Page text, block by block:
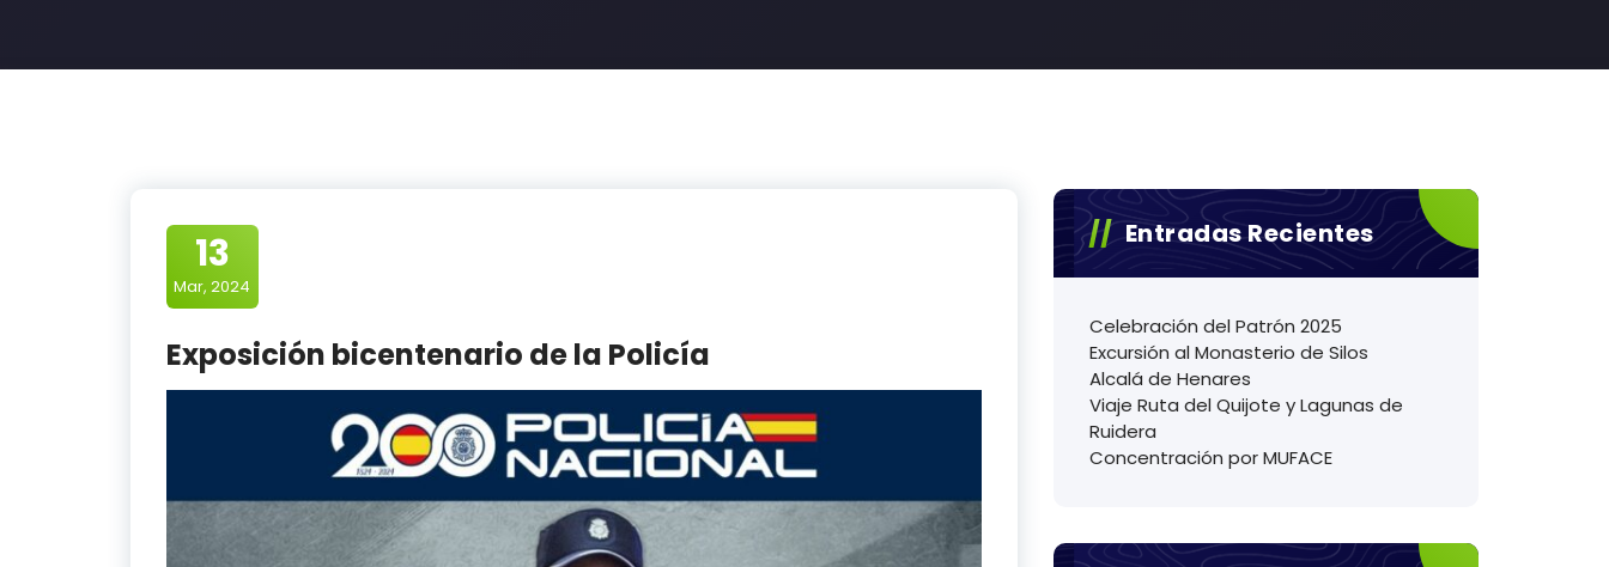
13
Mar, 2024
Exposición bicentenario de la Policía
Entradas Recientes
Celebración del Patrón 2025
Excursión al Monasterio de Silos
Alcalá de Henares
Viaje Ruta del Quijote y Lagunas de
Ruidera
Concentración por MUFACE